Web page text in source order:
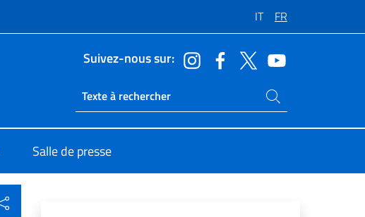
IT FR
Suivez-nous sur:
Ricerca sito live
Rechercher dans le site
Salle de presse